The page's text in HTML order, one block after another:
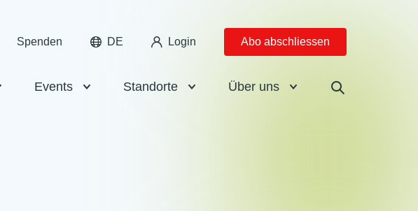
Spenden DE Login Abo abschliessen
Events Standorte Über uns